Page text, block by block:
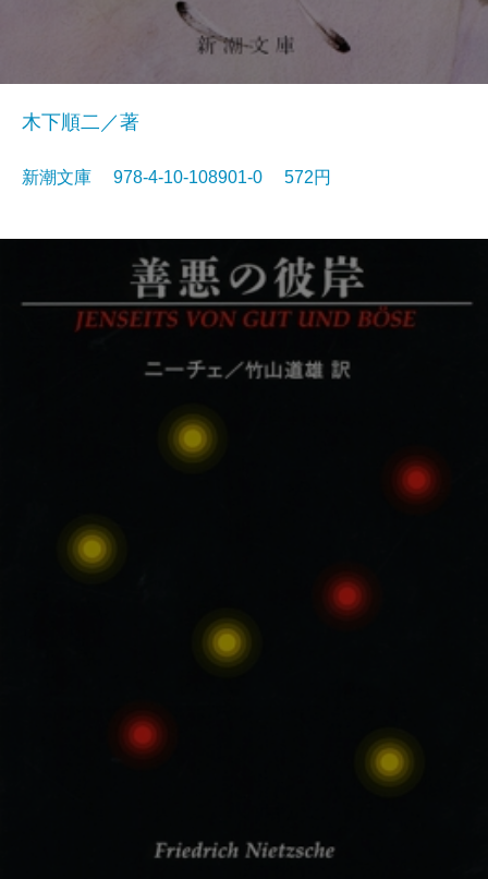
木下順二／著
新潮文庫 978-4-10-108901-0 572円